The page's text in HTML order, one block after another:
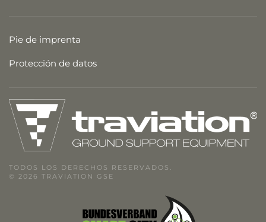
Pie de imprenta
Protección de datos
TODOS LOS DERECHOS RESERVADOS.
© 2026 TRAVIATION GSE